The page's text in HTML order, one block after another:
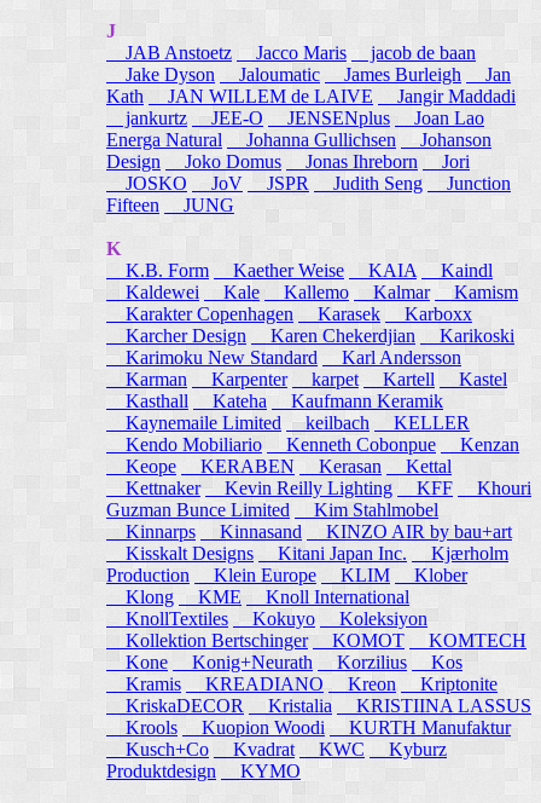
J
JAB Anstoetz
Jacco Maris
jacob de baan
Jake Dyson
Jaloumatic James Burleigh
Jan
Kath
JAN WILLEM de LAIVE
Jangir Maddadi
jankurtz JEE-O JENSENplus
Joan Lao
Energa Natural
Johanna Gullichsen
Johanson
Design
Joko Domus Jonas Ihreborn
Jori
JOSKO
JoV JSPR Judith Seng
Junction
Fifteen
JUNG
K
K.B. Form
Kaether Weise KAIA
Kaindl
Kaldewei
Kale Kallemo Kalmar
Kamism
Karakter Copenhagen
Karasek
Karboxx
Karcher Design
Karen Chekerdjian
Karikoski
Karimoku New Standard
Karl Andersson
Karman
Karpenter karpet Kartell
Kastel
Kasthall
Kateha
Kaufmann Keramik
Kaynemaile Limited keilbach
KELLER
Kendo Mobiliario
Kenneth Cobonpue
Kenzan
Keope
KERABEN Kerasan
Kettal
Kettnaker Kevin Reilly Lighting KFF
Khouri
Guzman Bunce Limited
Kim Stahlmobel
Kinnarps
Kinnasand
KINZO AIR by bau+art
Kisskalt Designs
Kitani Japan Inc.
Kjærholm
Production
Klein Europe KLIM
Klober
Klong
KME
Knoll International
KnollTextiles
Kokuyo
Koleksiyon
Kollektion Bertschinger KOMOT
KOMTECH
Kone
Konig+Neurath Korzilius
Kos
Kramis
KREADIANO Kreon
Kriptonite
KriskaDECOR
Kristalia
KRISTIINA LASSUS
Krools
Kuopion Woodi
KURTH Manufaktur
Kusch+Co
Kvadrat KWC
Kyburz
Produktdesign
KYMO